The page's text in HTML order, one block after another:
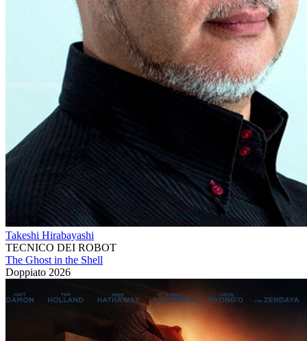
Takeshi Hirabayashi
TECNICO DEI ROBOT
The Ghost in the Shell
Doppiato 2026